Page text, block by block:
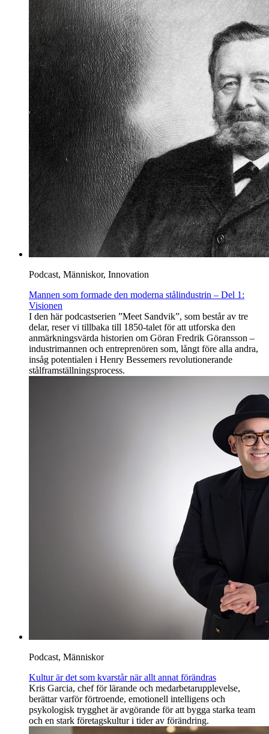
Podcast, Människor, Innovation
Mannen som formade den moderna stålindustrin – Del 1:
Visionen
I den här podcastserien ”Meet Sandvik”, som består av tre
delar, reser vi tillbaka till 1850-talet för att utforska den
anmärkningsvärda historien om Göran Fredrik Göransson –
industrimannen och entreprenören som, långt före alla andra,
insåg potentialen i Henry Bessemers revolutionerande
stålframställningsprocess.
Podcast, Människor
Kultur är det som kvarstår när allt annat förändras
Kris Garcia, chef för lärande och medarbetarupplevelse,
berättar varför förtroende, emotionell intelligens och
psykologisk trygghet är avgörande för att bygga starka team
och en stark företagskultur i tider av förändring.